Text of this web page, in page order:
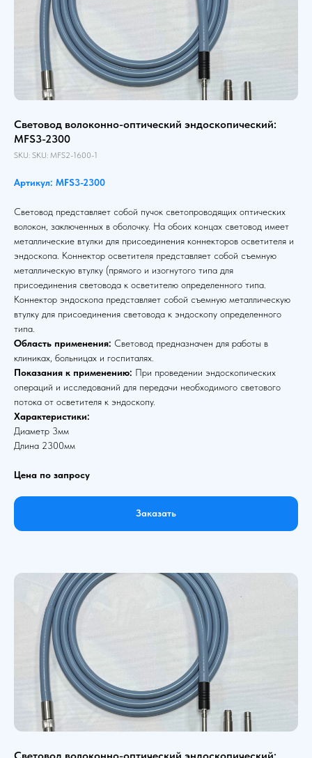
Световод волоконно-оптический эндоскопический:
MFS3-2300
SKU: SKU: MFS2-1600-1
Артикул: MFS3-2300
Световод представляет собой пучок светопроводящих оптических
волокон, заключенных в оболочку. На обоих концах световод имеет
металлические втулки для присоединения коннекторов осветителя и
эндоскопа. Коннектор осветителя представляет собой съемную
металлическую втулку (прямого и изогнутого типа для
присоединения световода к осветителю определенного типа.
Коннектор эндоскопа представляет собой съемную металлическую
втулку для присоединения световода к эндоскопу определенного
типа.
Область применения: Световод предназначен для работы в
клиниках, больницах и госпиталях.
Показания к применению: При проведении эндоскопических
операций и исследований для передачи необходимого светового
потока от осветителя к эндоскопу.
Характеристики:
Диаметр 3мм
Длина 2300мм
Цена по запросу
Заказать
Световод волоконно-оптический эндоскопический: